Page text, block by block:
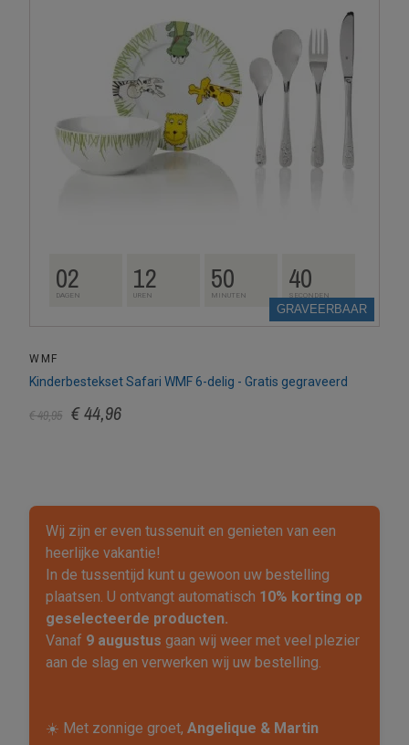
GRAVEERBAAR
02
DAGEN 12
UREN 50
MINUTEN 39
SECONDEN
WMF
Kinderbestekset Safari WMF 6-delig - Gratis gegraveerd
€ 49,95 € 44,96
Wij zijn er even tussenuit en genieten van een
heerlijke vakantie!
In de tussentijd kunt u gewoon uw bestelling
plaatsen. U ontvangt automatisch 10% korting op
geselecteerde producten.
Vanaf 9 augustus gaan wij weer met veel plezier
aan de slag en verwerken wij uw bestelling.
☀️ Met zonnige groet,Angelique & Martin